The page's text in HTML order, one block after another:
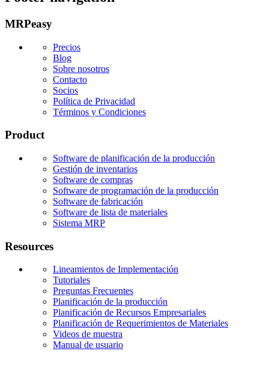
MRPeasy
Precios
Blog
Sobre nosotros
Contacto
Socios
Política de Privacidad
Términos y Condiciones
Product
Software de planificación de la producción
Gestión de inventarios
Software de compras
Software de programación de la producción
Software de fabricación
Software de lista de materiales
Sistema MRP
Resources
Lineamientos de Implementación
Tutoriales
Preguntas Frecuentes
Planificación de la producción
Planificación de Recursos Empresariales
Planificación de Requerimientos de Materiales
Videos de muestra
Manual de usuario